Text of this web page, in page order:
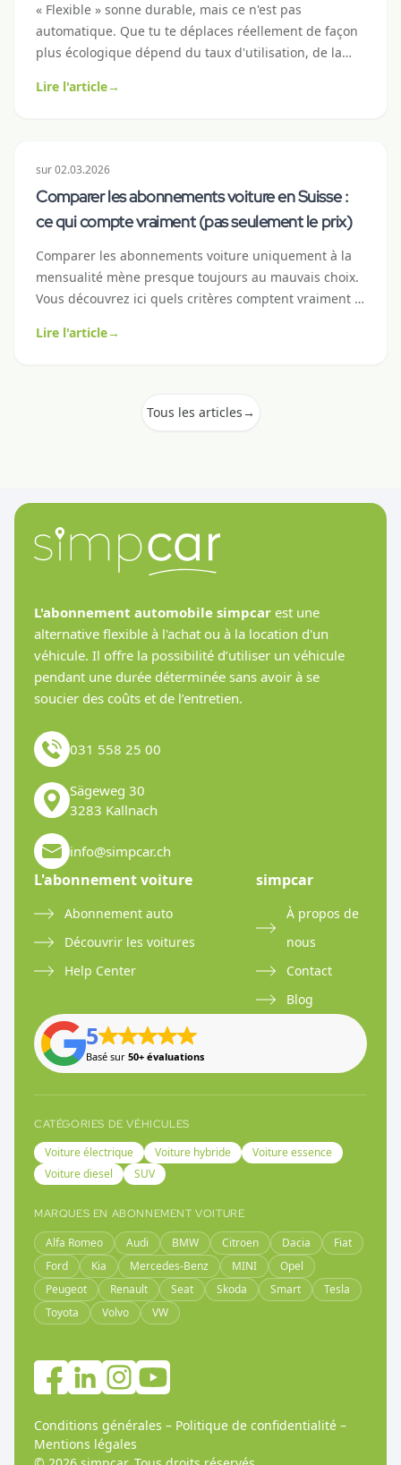
« Flexible » sonne durable, mais ce n'est pas
automatique. Que tu te déplaces réellement de façon
plus écologique dépend du taux d'utilisation, de la
vrai-faux honnête, avec des leviers concrets pour une
Lire l'article→
sur02.03.2026
Comparer les abonnements voiture en Suisse :
ce qui compte vraiment (pas seulement le prix)
Comparer les abonnements voiture uniquement à la
mensualité mène presque toujours au mauvais choix.
Vous découvrez ici quels critères comptent vraiment –
sans devoir éplucher toutes les clauses en petits
Lire l'article→
Tous les articles→
L'abonnement automobile simpcar est une
alternative flexible à l'achat ou à la location d'un
véhicule. Il offre la possibilité d’utiliser un véhicule
pendant une durée déterminée sans avoir à se
soucier des coûts et de l’entretien.
031 558 25 00
Sägeweg 30
3283 Kallnach
info@simpcar.ch
L'abonnement voiture
Abonnement auto
Découvrir les voitures
Help Center
simpcar
À propos de
nous
Contact
Blog
5
Basé sur 50+ évaluations
CATÉGORIES DE VÉHICULES
Voiture électrique Voiture hybride
Voiture essence
Voiture diesel
SUV
MARQUES EN ABONNEMENT VOITURE
Alfa Romeo Audi BMW Citroen Dacia
Fiat
Ford
Kia Mercedes-Benz MINI
Opel
Peugeot
Renault Seat Skoda Smart
Tesla
Toyota
Volvo VW
Conditions générales – Politique de confidentialité –
Mentions légales